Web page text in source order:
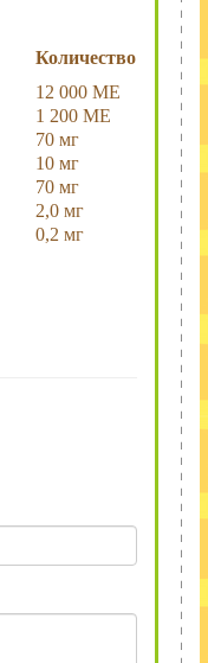
Количество
12 000 МЕ
1 200 МЕ
70 мг
10 мг
70 мг
2,0 мг
0,2 мг